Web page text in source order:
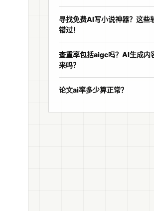
寻找免费AI写小说神器？这些
错过！
查重率包括aigc吗？AI生成内
来吗？
论文ai率多少算正常？